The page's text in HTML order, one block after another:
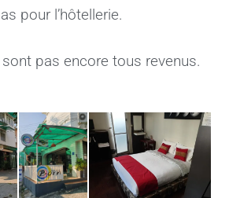
pour l’hôtellerie.
pas encore tous revenus.